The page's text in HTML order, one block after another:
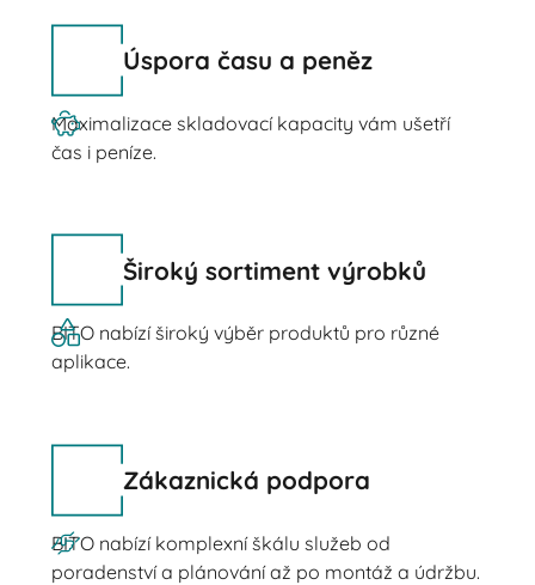
Úspora času a peněz
Maximalizace skladovací kapacity vám ušetří
čas i peníze.
Široký sortiment výrobků
BITO nabízí široký výběr produktů pro různé
aplikace.
Zákaznická podpora
BITO nabízí komplexní škálu služeb od
poradenství a plánování až po montáž a údržbu.